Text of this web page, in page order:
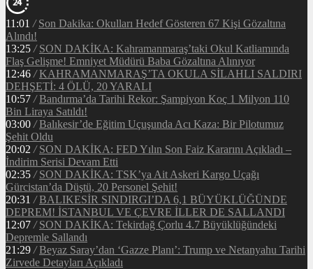
11:01 / Son Dakika: Okulları Hedef Gösteren 67 Kişi Gözaltına
Alındı!
13:25 / SON DAKİKA: Kahramanmaraş’taki Okul Katliamında
Flaş Gelişme! Emniyet Müdürü Baba Gözaltına Alınıyor
12:46 / KAHRAMANMARAŞ’TA OKULA SİLAHLI SALDIRI
DEHŞETİ: 4 ÖLÜ, 20 YARALI
10:57 / Bandırma’da Tarihi Rekor: Şampiyon Koç 1 Milyon 110
Bin Liraya Satıldı!
03:00 / Balıkesir’de Eğitim Uçuşunda Acı Kaza: Bir Pilotumuz
Şehit Oldu
20:02 / SON DAKİKA: FED Yılın Son Faiz Kararını Açıkladı –
İndirim Serisi Devam Etti
02:35 / SON DAKİKA: TSK’ya Ait Askeri Kargo Uçağı
Gürcistan’da Düştü, 20 Personel Şehit!
20:31 / BALIKESİR SINDIRGI’DA 6,1 BÜYÜKLÜĞÜNDE
DEPREM! İSTANBUL VE ÇEVRE İLLER DE SALLANDI
12:07 / SON DAKİKA: Tekirdağ Çorlu 4.7 Büyüklüğündeki
Depremle Sallandı
21:29 / Beyaz Saray’dan ‘Gazze Planı’: Trump ve Netanyahu Tarihi
Zirvede Detayları Açıkladı